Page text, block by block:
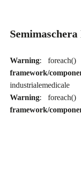
Warning:
framework/
industrialemedicale
Warning:
framework/